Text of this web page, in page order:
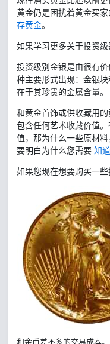
黄金仍是困扰着黄金买家
存黄金。
如果学习更多关于投资
投资级别金银是由很有
种主要形式出现：金银
在于其珍贵的金属含量。
和黄金首饰或供收藏用
包含任何艺术收藏价值
值，那为什么一些原材
要明白为什么您需要 知
如果您现在想要购买一些
和金币差不多的交易成本。